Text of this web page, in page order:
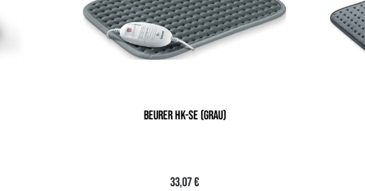
BEURER HK-SE (GRAU)
33,07 €